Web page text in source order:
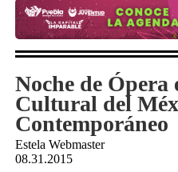
Noche de Ópera
Cultural del
Contemporáneo
Estela Webmaster
08.31.2015